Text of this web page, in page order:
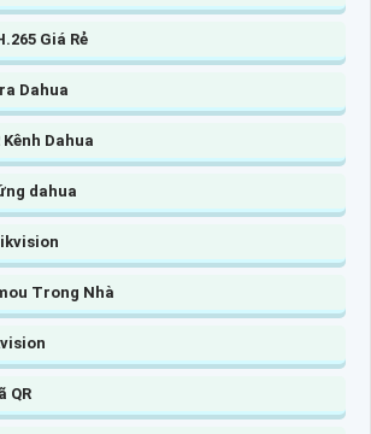
Giá Rẻ
Dahua
Dahua
dahua
Trong Nhà
QR